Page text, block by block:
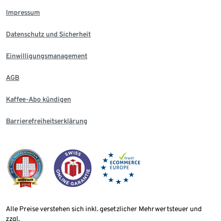
Impressum
Datenschutz und Sicherheit
Einwilligungsmanagement
AGB
Kaffee-Abo kündigen
Barrierefreiheitserklärung
Alle Preise verstehen sich inkl. gesetzlicher Mehrwertsteuer und
zzgl.